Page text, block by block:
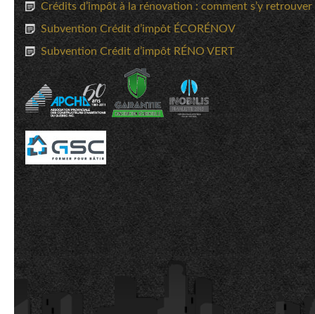
Crédits d’impôt à la rénovation : comment s’y retrouver
Subvention Crédit d’impôt ÉCORÉNOV
Subvention Crédit d’impôt RÉNO VERT